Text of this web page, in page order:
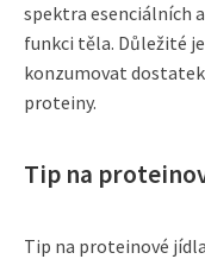
spektra esenciálních
funkci těla. Důležité
konzumovat
proteiny.
Tip na
Tip na proteinové